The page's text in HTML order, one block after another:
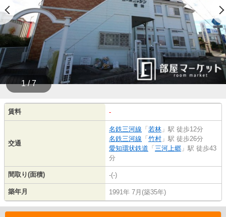
1 / 7
賃料 -
交通
名鉄三河線 「 若林 」駅 徒歩12分
名鉄三河線 「 竹村 」駅 徒歩26分
愛知環状鉄道 「 三河上郷 」駅 徒歩43
分
間取り(面積) -(-)
築年月 1991年 7月(築35年)